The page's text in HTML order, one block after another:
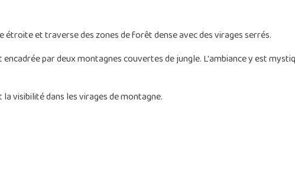
et traverse des zones de forêt dense avec des virages serrés.
par deux montagnes couvertes de jungle. L'ambiance y est
visibilité dans les virages de montagne.